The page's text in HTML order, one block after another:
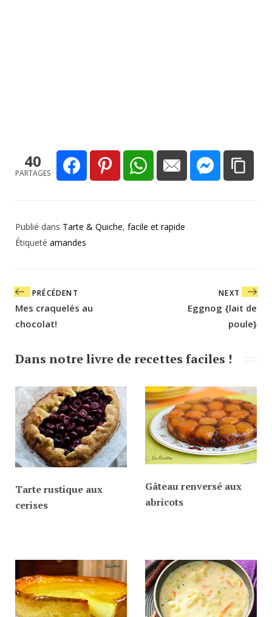
40
PARTAGES
Publié dans Tarte & Quiche, facile et rapide
Étiqueté amandes
Navigation
de
l’article
PRÉCÉDENT
Mes craquelés au
chocolat!
NEXT
Eggnog {lait de
poule}
Dans notre livre de recettes faciles !
Tarte rustique aux
cerises
Gâteau renversé aux
abricots